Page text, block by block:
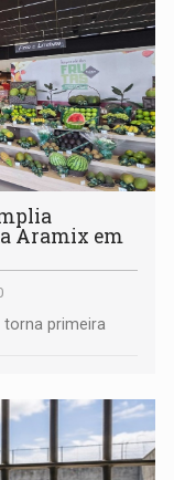
Aramix em
torna primeira